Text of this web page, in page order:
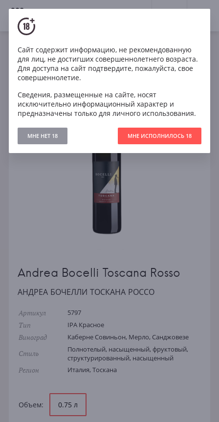
18+
Игристое Красное
Италия
Andrea Bocelli Toscana Rosso
Andrea Bocelli Toscana Rosso
АНДРЕА БОЧЕЛЛИ ТОСКАНА РОССО
Артикул 5797
Тип IPA Красное
Виноград Каберне Совиньон, Мерло, Санджовезе
Стиль
Полнотелый, насыщенный, фруктовый,
структурированный, насыщенный
Регион Италия, Тоскана
Объем: 0.75 л
Сайт содержит информацию, не рекомендованную
для лиц, не достигших совершеннолетнего возраста.
Для доступа на сайт подтвердите, пожалуйста, свое
совершеннолетие.
Сведения, размещенные на сайте, носят
исключительно информационный характер и
предназначены только для личного использования.
МНЕ НЕТ 18 МНЕ ИСПОЛНИЛОСЬ 18